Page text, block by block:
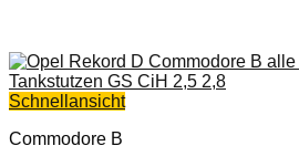
Schnellansicht
Commodore B